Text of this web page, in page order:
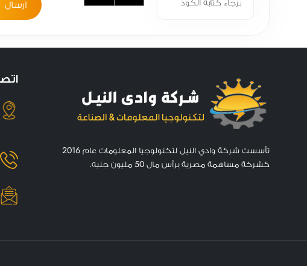
ارسال
تأسست شركة وادي النيل لتكنولوجيا المعلومات عام 2016
كشركة مساهمة مصرية برأس مال 50 مليون جنيه.